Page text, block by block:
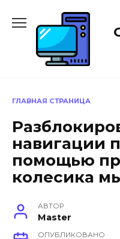
содержанию
ГЛАВНАЯ СТРАНИЦА
навигации
помощью
колесика
АВТОР
Master
ОПУБЛИКОВАНО